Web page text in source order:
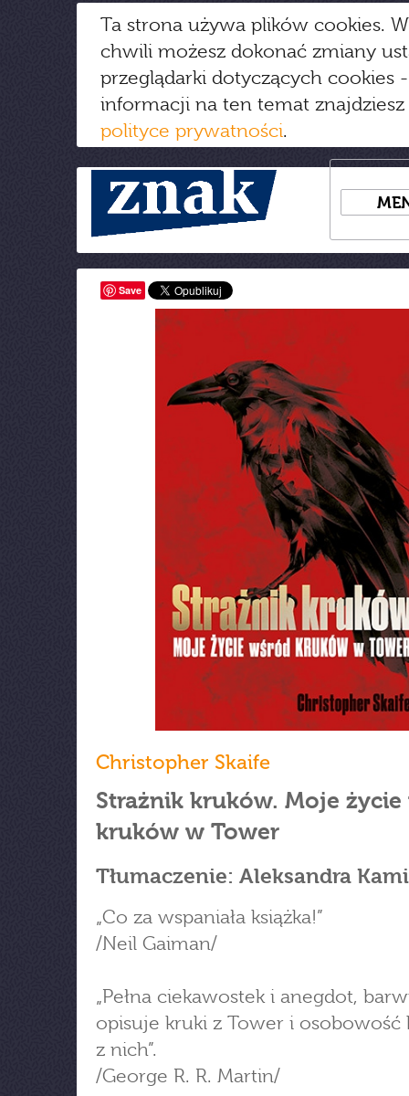
Ta strona używa plików cookies.
chwili możesz dokonać zmiany
przeglądarki dotyczących cookies
informacji na ten temat
polityce prywatności.
Save
Christopher Skaife
Strażnik kruków. Moje
kruków w Tower
Tłumaczenie: Aleksandra
„Co za wspaniała książka!”
/Neil Gaiman/
„Pełna ciekawostek i anegdot,
opisuje kruki z Tower i osobowość
z nich”.
/George R. R. Martin/